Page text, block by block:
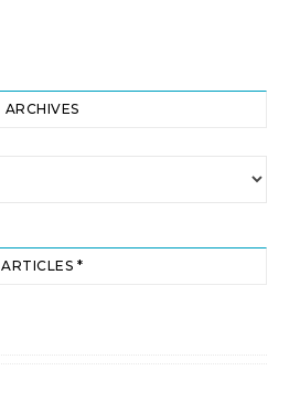
ARCHIVES
ARTICLES *